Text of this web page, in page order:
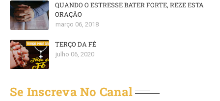
QUANDO O ESTRESSE BATER FORTE, REZE ESTA
ORAÇÃO
março 06, 2018
TERÇO DA FÉ
julho 06, 2020
Se Inscreva No Canal